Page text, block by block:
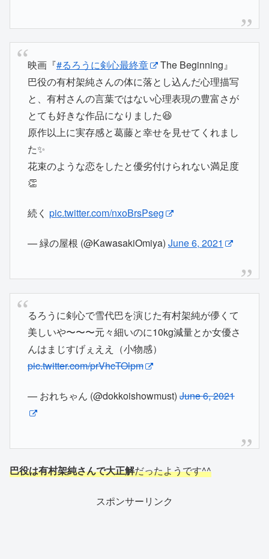
映画『#るろうに剣心最終章
The Beginning』
巴役の有村架純さんの体に落とし込んだ心理描写
と、有村さんの言葉ではない心理表現の豊富さが
とても好きな作品になりました😆
原作以上に実存感と葛藤と幸せを見せてくれまし
た✨
花束のような恋をしたと優劣付けられない満足度
👏
続く pic.twitter.com/nxoBrsPseg
— 緑の屋根 (@KawasakiOmiya) June 6, 2021
るろうに剣心で雪代巴を演じた有村架純が儚くて
美しいや〜〜〜元々細いのに10kg減量とか女優さ
んはまじすげぇええ（小物感）
pic.twitter.com/prVhcTOlpm
— おれちゃん (@dokkoishowmust)June 6, 2021
巴役は有村架純さんで大正解だったようです^^
スポンサーリンク